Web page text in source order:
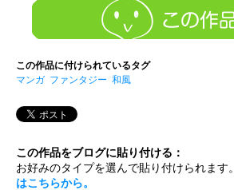
この作品に付けられているタグ
マンガ ファンタジー 和風
この作品をブログに貼り付ける：
お好みのタイプを選んで貼り付けられます。
はこちらから。